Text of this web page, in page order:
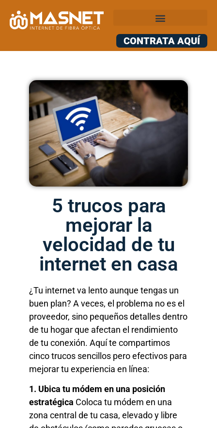
CONTRATA AQUÍ
5 trucos para
mejorar la
velocidad de tu
internet en casa
¿Tu internet va lento aunque tengas un
buen plan? A veces, el problema no es el
proveedor, sino pequeños detalles dentro
de tu hogar que afectan el rendimiento
de tu conexión. Aquí te compartimos
cinco trucos sencillos pero efectivos para
mejorar tu experiencia en línea:
1. Ubica tu módem en una posición
estratégica Coloca tu módem en una
zona central de tu casa, elevado y libre